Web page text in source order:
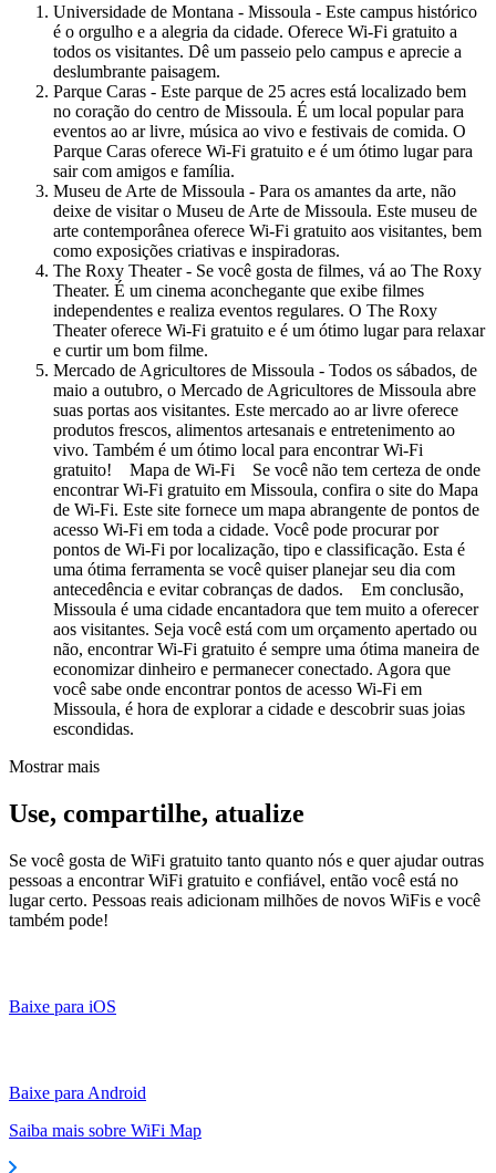
Universidade de Montana - Missoula - Este campus histórico
é o orgulho e a alegria da cidade. Oferece Wi-Fi gratuito a
todos os visitantes. Dê um passeio pelo campus e aprecie a
deslumbrante paisagem.
Parque Caras - Este parque de 25 acres está localizado bem
no coração do centro de Missoula. É um local popular para
eventos ao ar livre, música ao vivo e festivais de comida. O
Parque Caras oferece Wi-Fi gratuito e é um ótimo lugar para
sair com amigos e família.
Museu de Arte de Missoula - Para os amantes da arte, não
deixe de visitar o Museu de Arte de Missoula. Este museu de
arte contemporânea oferece Wi-Fi gratuito aos visitantes, bem
como exposições criativas e inspiradoras.
The Roxy Theater - Se você gosta de filmes, vá ao The Roxy
Theater. É um cinema aconchegante que exibe filmes
independentes e realiza eventos regulares. O The Roxy
Theater oferece Wi-Fi gratuito e é um ótimo lugar para relaxar
e curtir um bom filme.
Mercado de Agricultores de Missoula - Todos os sábados, de
maio a outubro, o Mercado de Agricultores de Missoula abre
suas portas aos visitantes. Este mercado ao ar livre oferece
produtos frescos, alimentos artesanais e entretenimento ao
vivo. Também é um ótimo local para encontrar Wi-Fi
gratuito! Mapa de Wi-Fi Se você não tem certeza de onde
encontrar Wi-Fi gratuito em Missoula, confira o site do Mapa
de Wi-Fi. Este site fornece um mapa abrangente de pontos de
acesso Wi-Fi em toda a cidade. Você pode procurar por
pontos de Wi-Fi por localização, tipo e classificação. Esta é
uma ótima ferramenta se você quiser planejar seu dia com
antecedência e evitar cobranças de dados. Em conclusão,
Missoula é uma cidade encantadora que tem muito a oferecer
aos visitantes. Seja você está com um orçamento apertado ou
não, encontrar Wi-Fi gratuito é sempre uma ótima maneira de
economizar dinheiro e permanecer conectado. Agora que
você sabe onde encontrar pontos de acesso Wi-Fi em
Missoula, é hora de explorar a cidade e descobrir suas joias
escondidas.
Mostrar mais
Use, compartilhe, atualize
Se você gosta de WiFi gratuito tanto quanto nós e quer ajudar outras
pessoas a encontrar WiFi gratuito e confiável, então você está no
lugar certo. Pessoas reais adicionam milhões de novos WiFis e você
também pode!
Baixe para iOS
Baixe para Android
Saiba mais sobre WiFi Map